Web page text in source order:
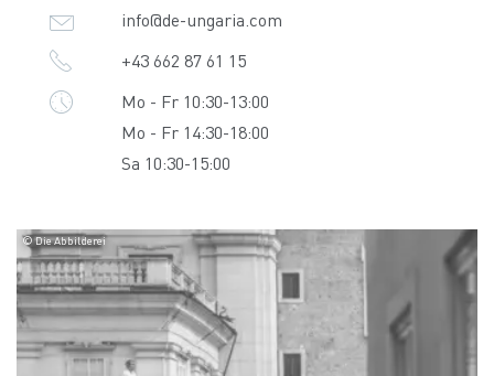
info@de-ungaria.com
+43 662 87 61 15
Mo - Fr 10:30-13:00
Mo - Fr 14:30-18:00
Sa 10:30-15:00
© Die Abbilderei